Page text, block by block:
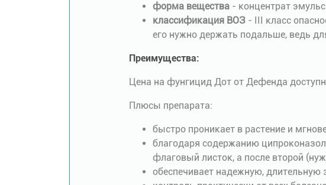
форма вещества - концентрат
классификация ВОЗ - III класс
его нужно держать подальше, ведь
Преимущества:
Цена на фунгицид Дот от Дефенда
Плюсы препарата:
быстро проникает в растение и
благодаря содержанию
флаговый листок, а после второй
обеспечивает надежную, длительную